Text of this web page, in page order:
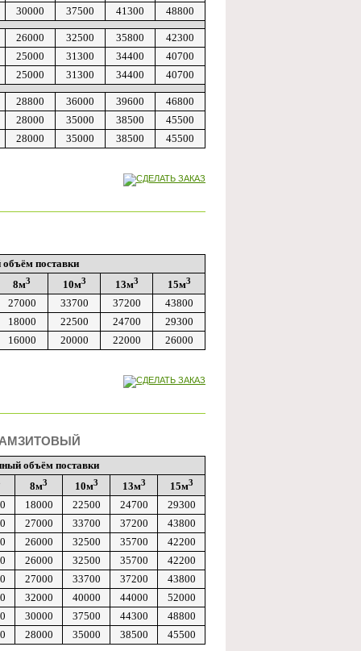
30000
37500 41300 48800
26000 32500 35800
42300
25000
31300 34400
40700
25000
31300 34400 40700
28800 36000 39600
46800
28000
35000 38500
45500
28000
35000 38500 45500
поставки
8м3 10м3 13м3 15м3
27000 33700 37200
43800
18000
22500 24700
29300
16000
20000 22000 26000
объём поставки
8м3 10м3 13м3 15м3
18000 22500 24700
29300
27000 33700 37200
43800
26000 32500 35700
42200
26000 32500 35700
42200
27000 33700 37200
43800
32000 40000 44000
52000
30000 37500 44300
48800
28000 35000 38500 45500